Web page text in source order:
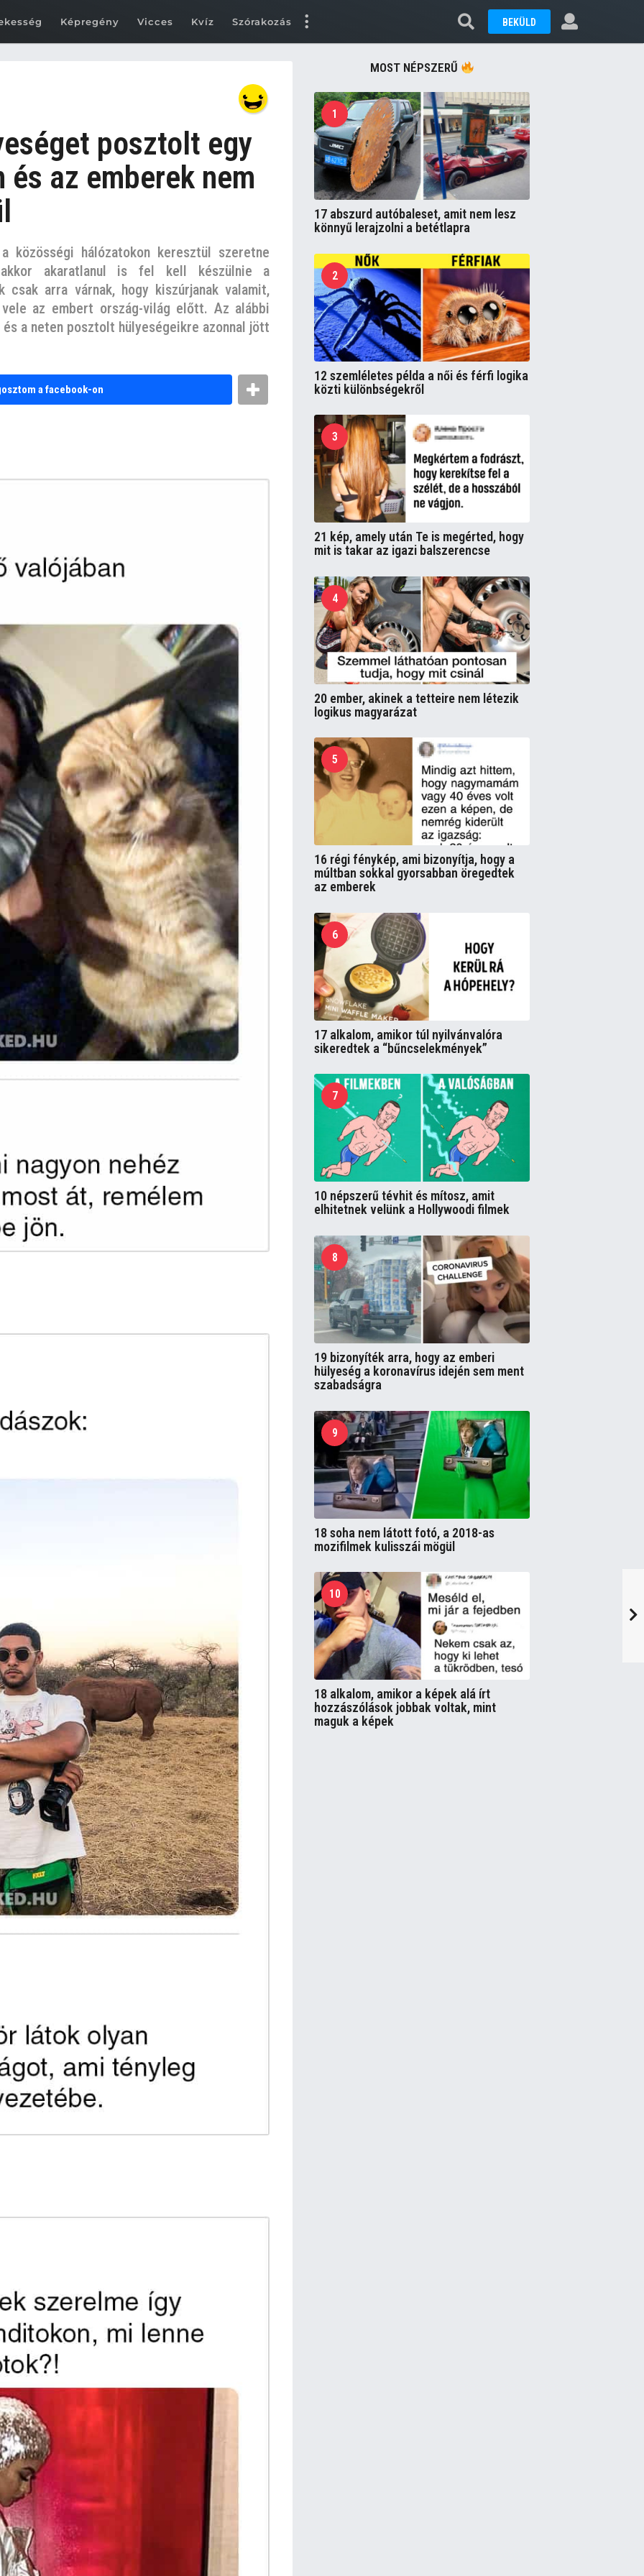
Képregény Vicces Kvíz Szórakozás BEKÜLD
posztolt egy
az emberek nem
közösségi hálózatokon keresztül szeretne
akkor akaratlanul is fel kell készülnie a
arra várnak, hogy kiszúrjanak valamit,
az embert ország-világ előtt. Az alábbi
a neten posztolt hülyeségeikre azonnal jött
a facebook-on
MOST NÉPSZERŰ
1
17 abszurd autóbaleset, amit nem lesz
könnyű lerajzolni a betétlapra
2
12 szemléletes példa a női és férfi logika
közti különbségekről
3
21 kép, amely után Te is megérted, hogy
mit is takar az igazi balszerencse
4
20 ember, akinek a tetteire nem létezik
logikus magyarázat
5
16 régi fénykép, ami bizonyítja, hogy a
múltban sokkal gyorsabban öregedtek
az emberek
6
17 alkalom, amikor túl nyilvánvalóra
sikeredtek a “bűncselekmények”
7
10 népszerű tévhit és mítosz, amit
elhitetnek velünk a Hollywoodi filmek
8
19 bizonyíték arra, hogy az emberi
hülyeség a koronavírus idején sem ment
szabadságra
9
18 soha nem látott fotó, a 2018-as
mozifilmek kulisszái mögül
10
18 alkalom, amikor a képek alá írt
hozzászólások jobbak voltak, mint
maguk a képek